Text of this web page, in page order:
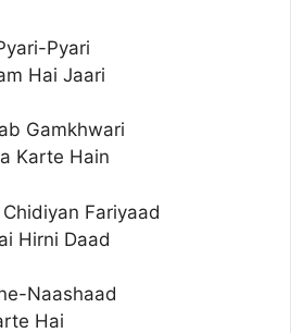
Pyari
Hai Jaari
Gamkhwari
Karte Hain
Fariyaad
Hirni Daad
Naashaad
Hai